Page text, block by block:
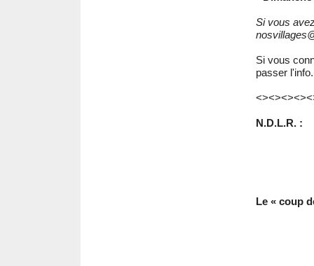
Si vous
Si vous
passer l'info.
N.D.L.R. :
Le « coup